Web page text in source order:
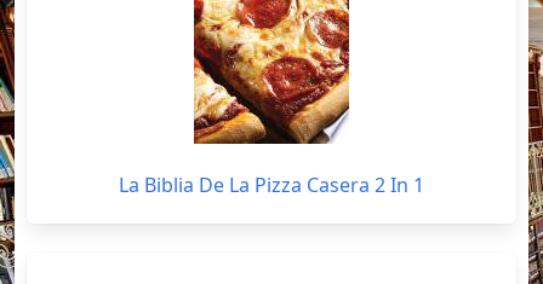
La Biblia De La Pizza Casera 2 In 1